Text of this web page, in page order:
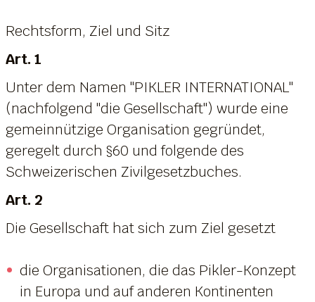
Rechtsform, Ziel und Sitz
Art. 1
Unter dem Namen "PIKLER INTERNATIONAL"
(nachfolgend "die Gesellschaft") wurde eine
gemeinnützige Organisation gegründet,
geregelt durch §60 und folgende des
Schweizerischen Zivilgesetzbuches.
Art. 2
Die Gesellschaft hat sich zum Ziel gesetzt
die Organisationen, die das Pikler-Konzept
in Europa und auf anderen Kontinenten